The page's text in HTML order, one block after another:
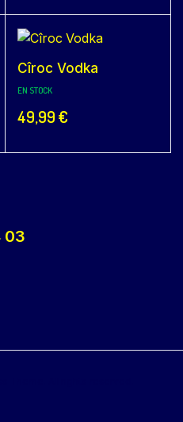
Cîroc Vodka
EN STOCK
49,99€
03